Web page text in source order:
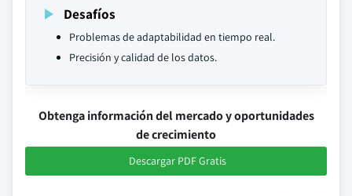
Desafíos
Problemas de adaptabilidad en tiempo real.
Precisión y calidad de los datos.
Obtenga información del mercado y oportunidades
de crecimiento
Descargar PDF Gratis